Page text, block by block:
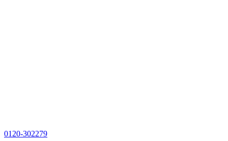
0120-302279